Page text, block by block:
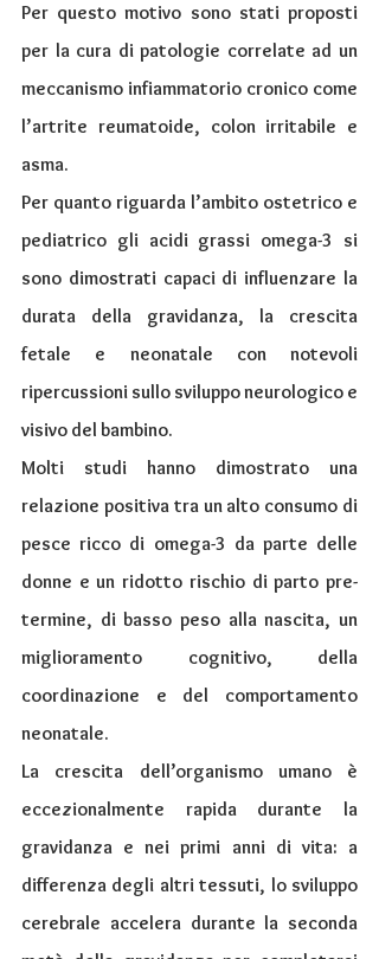
Per questo motivo sono stati proposti
per la cura di patologie correlate ad un
meccanismo infiammatorio cronico come
l’artrite reumatoide, colon irritabile e
asma.
Per quanto riguarda l’ambito ostetrico e
pediatrico gli acidi grassi omega-3 si
sono dimostrati capaci di influenzare la
durata della gravidanza, la crescita
fetale e neonatale con notevoli
ripercussioni sullo sviluppo neurologico e
visivo del bambino.
Molti studi hanno dimostrato una
relazione positiva tra un alto consumo di
pesce ricco di omega-3 da parte delle
donne e un ridotto rischio di parto pre-
termine, di basso peso alla nascita, un
miglioramento cognitivo, della
coordinazione e del comportamento
neonatale.
La crescita dell’organismo umano è
eccezionalmente rapida durante la
gravidanza e nei primi anni di vita: a
differenza degli altri tessuti, lo sviluppo
cerebrale accelera durante la seconda